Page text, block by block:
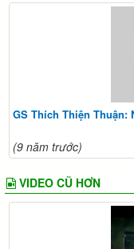
GS Thích Thiện Thuận:
(9 năm trước)
VIDEO CŨ HƠN